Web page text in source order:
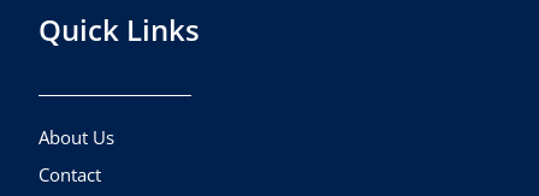
Quick Links
About Us
Contact